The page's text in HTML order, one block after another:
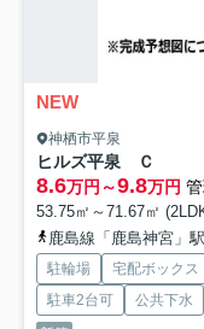
NEW
神栖市平泉
ヒルズ平泉 Ｃ
8.6万円～9.8万円
53.75㎡～71.67㎡
鹿島線「鹿島神宮」
駐輪場 宅配ボックス
駐車2台可
公共下水